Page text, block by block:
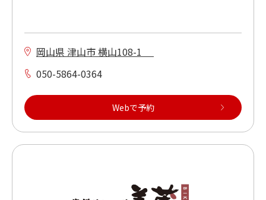
岡山県 津山市 横山108-1
050-5864-0364
Webで予約